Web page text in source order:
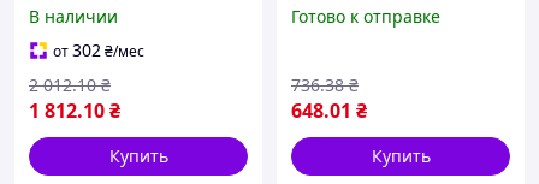
В наличии
от302₴/мес
1 812.10₴
2 012.10 ₴
Купить
STJLR.03.5005/Ford WSS-
Готово к отправке
648.01 ₴
736.38 ₴
Купить